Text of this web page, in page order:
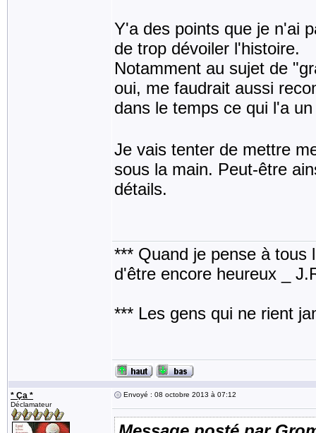
Y'a des points que je n'ai
de trop dévoiler l'histoire.
Notamment au sujet de
oui, me faudrait aussi
dans le temps ce qui l'a
Je vais tenter de mettre
sous la main. Peut-être
détails.
*** Quand je pense à tous
d'être encore heureux _
*** Les gens qui ne rient
* Ça *
Déclamateur
Envoyé : 08 octobre 2013 à 07:12